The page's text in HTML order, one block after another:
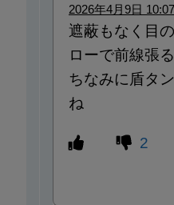
2026年4月9日
遮蔽もなく目
ローで前線張
ちなみに盾タ
ね
2